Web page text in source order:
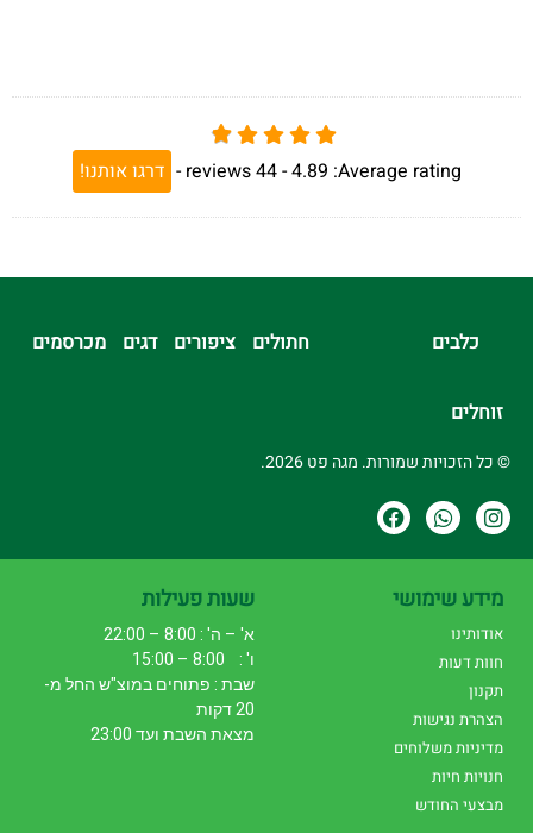
Average rating:
4.89 -
44
reviews
- דרגו אותנו!
כלבים חתולים ציפורים דגים מכרסמים
זוחלים
© כל הזכויות שמורות. מגה פט 2026.
מידע שימושי
אודותינו
חוות דעות
תקנון
הצהרת נגישות
מדיניות משלוחים
חנויות חיות
מבצעי החודש
שעות פעילות
א' – ה' : 8:00 – 22:00
ו' : 8:00 – 15:00
שבת : פתוחים במוצ"ש החל מ-
20 דקות
מצאת השבת ועד 23:00